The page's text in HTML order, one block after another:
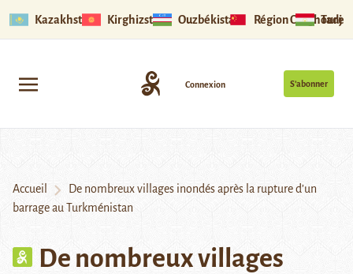
Kazakhstan Kirghizstan Ouzbékistan Région Ouïghoure
S’abonner
Connexion
Accueil
De nombreux villages inondés après la rupture d’un
barrage au Turkménistan
De nombreux villages